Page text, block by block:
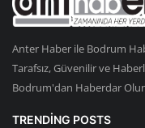
Anter Haber ile Bodrum
Tarafsız, Güvenilir ve
Bodrum'dan Haberdar
TRENDING POSTS